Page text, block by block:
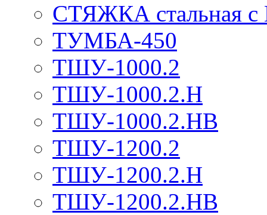
СТЯЖКА стальная
ТУМБА-450
ТШУ-1000.2
ТШУ-1000.2.Н
ТШУ-1000.2.НВ
ТШУ-1200.2
ТШУ-1200.2.Н
ТШУ-1200.2.НВ